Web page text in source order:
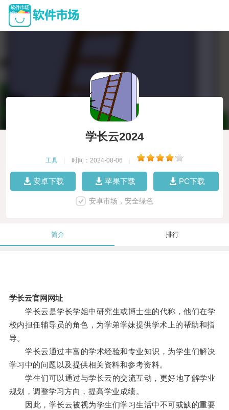
学长云2024
工具 时间：2024-08-06
安卓下载 苹果下载 PC下载
安卓市场，安全绿色
简介 排行
学长云官网网址
学长云是学长学姐中研究生或博士生的代称，他们在学
校内担任辅导员的角色，为学弟学妹提供学术上的帮助和指
导。
学长云通过丰富的学术经验和专业知识，为学生们解决
学习中的问题以及提供相关资料和参考资料。
学生们可以通过与学长云的交流互动，更好地了解学业
规划，调整学习方向，提高学业成绩。
因此，学长云被视为学生们学习生活中不可或缺的重要